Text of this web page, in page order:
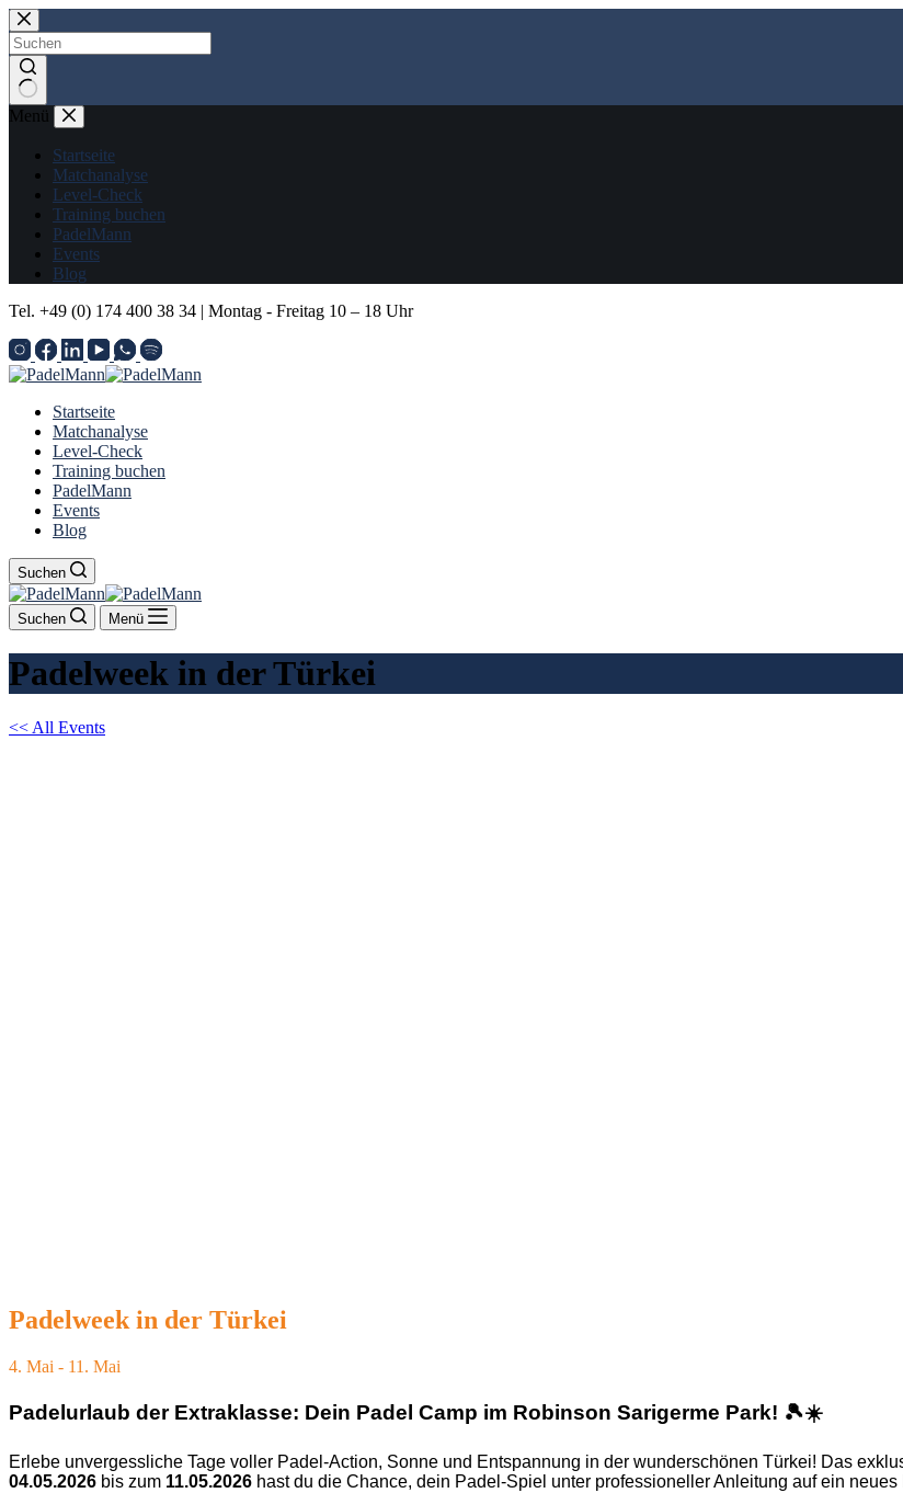
Zum
Inhalt
springen
Keine
Ergebnisse
Menü
Startseite
Matchanalyse
Level-Check
Training buchen
PadelMann
Events
Blog
Tel. +49 (0) 174 400 38 34 | Montag - Freitag 10 – 18 Uhr
Startseite
Matchanalyse
Level-Check
Training buchen
PadelMann
Events
Blog
Suchen
Suchen Menü
Padelweek in der Türkei
<< All Events
Padelweek in der Türkei
4. Mai - 11. Mai
Padelurlaub der Extraklasse: Dein Padel Camp im Robinson Sarigerme Park! 🎾☀️
Erlebe unvergessliche Tage voller Padel-Action, Sonne und Entspannung in der wunderschönen Türkei! Das
04.05.2026 bis zum 11.05.2026 hast du die Chance, dein Padel-Spiel unter professioneller Anleitung auf ein neues